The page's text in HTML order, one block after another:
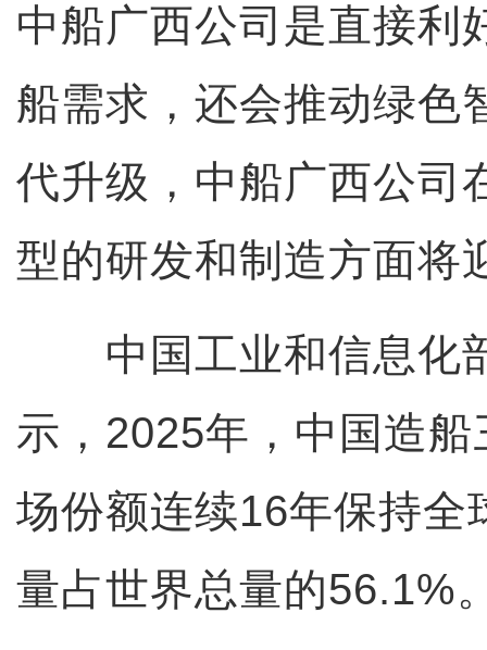
中船广西公司是直接利
船需求，还会推动绿色
代升级，中船广西公司
型的研发和制造方面将
中国工业和信息化
示，2025年，中国造
场份额连续16年保持全
量占世界总量的56.1%